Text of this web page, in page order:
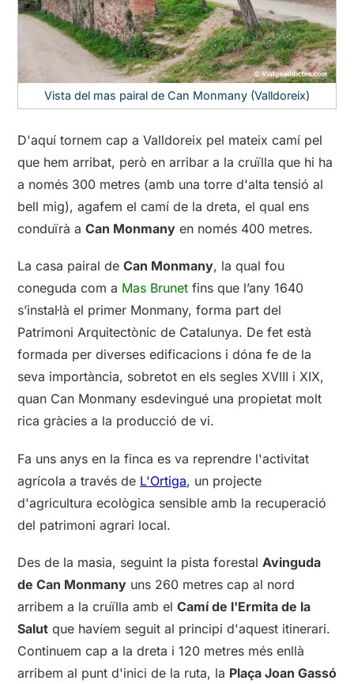
Vista del mas pairal de Can Monmany (Valldoreix)
D'aquí tornem cap a Valldoreix pel mateix camí pel
que hem arribat, però en arribar a la cruïlla que hi ha
a només 300 metres (amb una torre d'alta tensió al
bell mig), agafem el camí de la dreta, el qual ens
conduïrà a Can Monmany en només 400 metres.
La casa pairal de Can Monmany, la qual fou
coneguda com a Mas Brunet fins que l’any 1640
s’instal·là el primer Monmany, forma part del
Patrimoni Arquitectònic de Catalunya. De fet està
formada per diverses edificacions i dóna fe de la
seva importància, sobretot en els segles XVIII i XIX,
quan Can Monmany esdevingué una propietat molt
rica gràcies a la producció de vi.
Fa uns anys en la finca es va reprendre l'activitat
agrícola a través de L'Ortiga, un projecte
d'agricultura ecològica sensible amb la recuperació
del patrimoni agrari local.
Des de la masia, seguint la pista forestal Avinguda
de Can Monmany uns 260 metres cap al nord
arribem a la cruïlla amb el Camí de l'Ermita de la
Salut que havíem seguit al principi d'aquest itinerari.
Continuem cap a la dreta i 120 metres més enllà
arribem al punt d'inici de la ruta, la Plaça Joan Gassó